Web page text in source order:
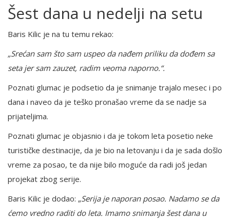
Šest dana u nedelji na setu
Baris Kilic je na tu temu rekao:
„Srećan sam što sam uspeo da nađem priliku da dođem sa
seta jer sam zauzet, radim veoma naporno.“.
Poznati glumac je podsetio da je snimanje trajalo mesec i po
dana i naveo da je teško pronašao vreme da se nadje sa
prijateljima.
Poznati glumac je objasnio i da je tokom leta posetio neke
turističke destinacije, da je bio na letovanju i da je sada došlo
vreme za posao, te da nije bilo moguće da radi još jedan
projekat zbog serije.
Baris Kilic je dodao: „Serija je naporan posao. Nadamo se da
ćemo vredno raditi do leta. Imamo snimanja šest dana u